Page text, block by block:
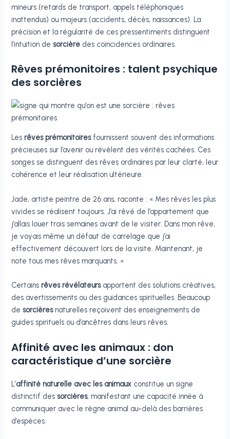
mineurs (retards de transport, appels téléphoniques
inattendus) ou majeurs (accidents, décès, naissances). La
précision et la régularité de ces pressentiments distinguent
l’intuition de sorcière des coïncidences ordinaires.
Rêves prémonitoires : talent psychique
des sorcières
Les rêves prémonitoiresfournissent souvent des informations
précieuses sur l’avenir ou révèlent des vérités cachées. Ces
songes se distinguent des rêves ordinaires par leur clarté, leur
cohérence et leur réalisation ultérieure.
Jade, artiste peintre de 26 ans, raconte : « Mes rêves les plus
vivides se réalisent toujours. J’ai rêvé de l’appartement que
j’allais louer trois semaines avant de le visiter. Dans mon rêve,
je voyais même un défaut de carrelage que j’ai
effectivement découvert lors de la visite. Maintenant, je
note tous mes rêves marquants. »
Certains rêves révélateursapportent des solutions créatives,
des avertissements ou des guidances spirituelles. Beaucoup
de sorcièresnaturelles reçoivent des enseignements de
guides spirituels ou d’ancêtres dans leurs rêves.
Affinité avec les animaux : don
caractéristique d’une sorcière
L’affinité naturelle avec les animaux constitue un signe
distinctif des sorcières, manifestant une capacité innée à
communiquer avec le règne animal au-delà des barrières
d’espèces.